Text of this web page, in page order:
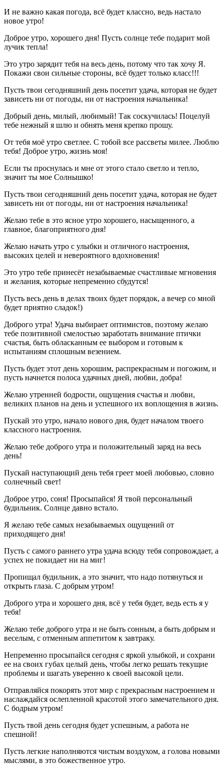
И не важно какая погода, всё будет классно, ведь настало
новое утро!
Доброе утро, хорошего дня! Пусть солнце тебе подарит мой
лучик тепла!
Это утро зарядит тебя на весь день, потому что так хочу Я.
Покажи свои сильные стороны, всё будет только класс!!!
Пусть твои сегодняшний день посетит удача, которая не будет
зависеть ни от погоды, ни от настроения начальника!
Добрый день, милый, любимый! Так соскучилась! Поцелуй
тебе нежный я шлю и обнять меня крепко прошу.
От тебя моё утро светлее. С тобой все рассветы милее. Люблю
тебя! Доброе утро, жизнь моя!
Если ты проснулась и мне от этого стало светло и тепло,
значит ты мое Солнышко!
Пусть твои сегодняшний день посетит удача, которая не будет
зависеть ни от погоды, ни от настроения начальника!
Желаю тебе в это ясное утро хорошего, насыщенного, а
главное, благоприятного дня!
Желаю начать утро с улыбки и отличного настроения,
высоких целей и невероятного вдохновения!
Это утро тебе принесёт незабываемые счастливые мгновения
и желания, которые непременно сбудутся!
Пусть весь день в делах твоих будет порядок, а вечер со мной
будет приятно сладок!)
Доброго утра! Удача выбирает оптимистов, поэтому желаю
тебе позитивной смелостью заработать внимание птички
счастья, быть обласканным ее выбором и готовым к
испытаниям сплошным везением.
Пусть будет этот день хорошим, распрекрасным и погожим, и
пусть начнется полоса удачных дней, любви, добра!
Желаю утренней бодрости, ощущения счастья и любви,
великих планов на день и успешного их воплощения в жизнь.
Пускай это утро, начало нового дня, будет началом твоего
классного настроения.
Желаю тебе доброго утра и положительный заряд на весь
день!
Пускай наступающий день тебя греет моей любовью, словно
солнечный свет!
Доброе утро, соня! Просыпайся! Я твой персональный
будильник. Солнце давно встало.
Я желаю тебе самых незабываемых ощущений от
приходящего дня!
Пусть с самого раннего утра удача всюду тебя сопровождает, а
успех не покидает ни на миг!
Пропищал будильник, а это значит, что надо потянуться и
открыть глаза. С добрым утром!
Доброго утра и хорошего дня, всё у тебя будет, ведь есть я у
тебя!
Желаю тебе доброго утра и не быть сонным, а быть добрым и
веселым, с отменным аппетитом к завтраку.
Непременно просыпайся сегодня с яркой улыбкой, и сохрани
ее на своих губах целый день, чтобы легко решать текущие
проблемы и шагать уверенно к своей высокой цели.
Отправляйся покорять этот мир с прекрасным настроением и
наслаждайся ослепленной красотой этого замечательного дня.
С бодрым утром!
Пусть твой день сегодня будет успешным, а работа не
спешной!
Пусть легкие наполняются чистым воздухом, а голова новыми
мыслями, в это божественное утро.